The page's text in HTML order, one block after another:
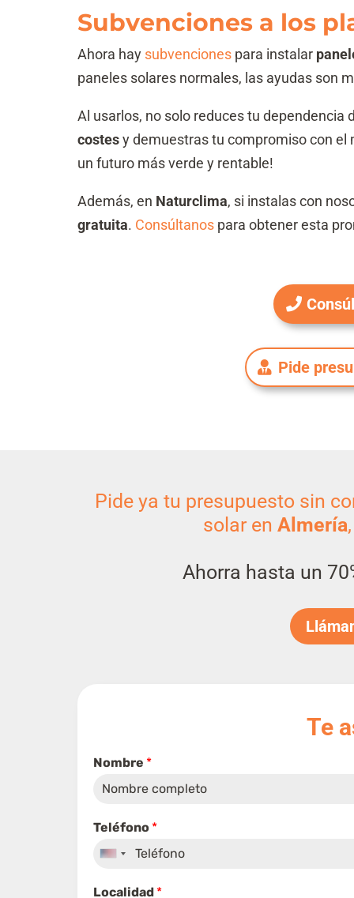
Subvenciones a los
Ahora hay subvenciones para instalar
paneles solares normales, las ayudas son
Al usarlos, no solo reduces tu
costesy demuestras tu compromiso con el
un futuro más verde y rentable!
Además, en Naturclima, si instalas con
gratuita. Consúltanos para obtener esta
Pide
Pide ya tu presupuesto sin
solar en Almería
Ahorra hasta un
Te
Nombre *
Teléfono *
United
States
Localidad *